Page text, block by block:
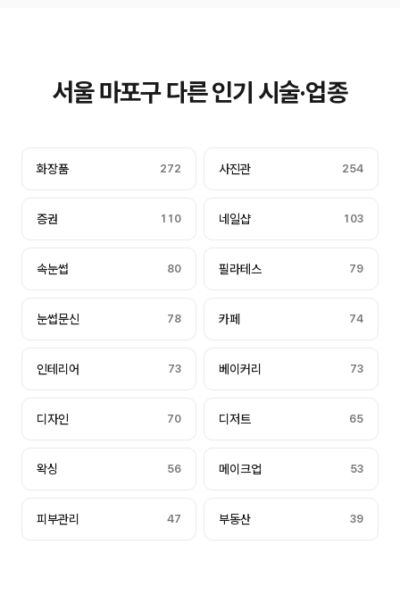
서울 마포구 다른 인기 시술·업종
화장품 272 사진관 254
증권 110 네일샵 103
속눈썹 80 필라테스 79
눈썹문신 78 카페 74
인테리어 73 베이커리 73
디자인 70 디저트 65
왁싱 56 메이크업 53
피부관리 47 부동산 39